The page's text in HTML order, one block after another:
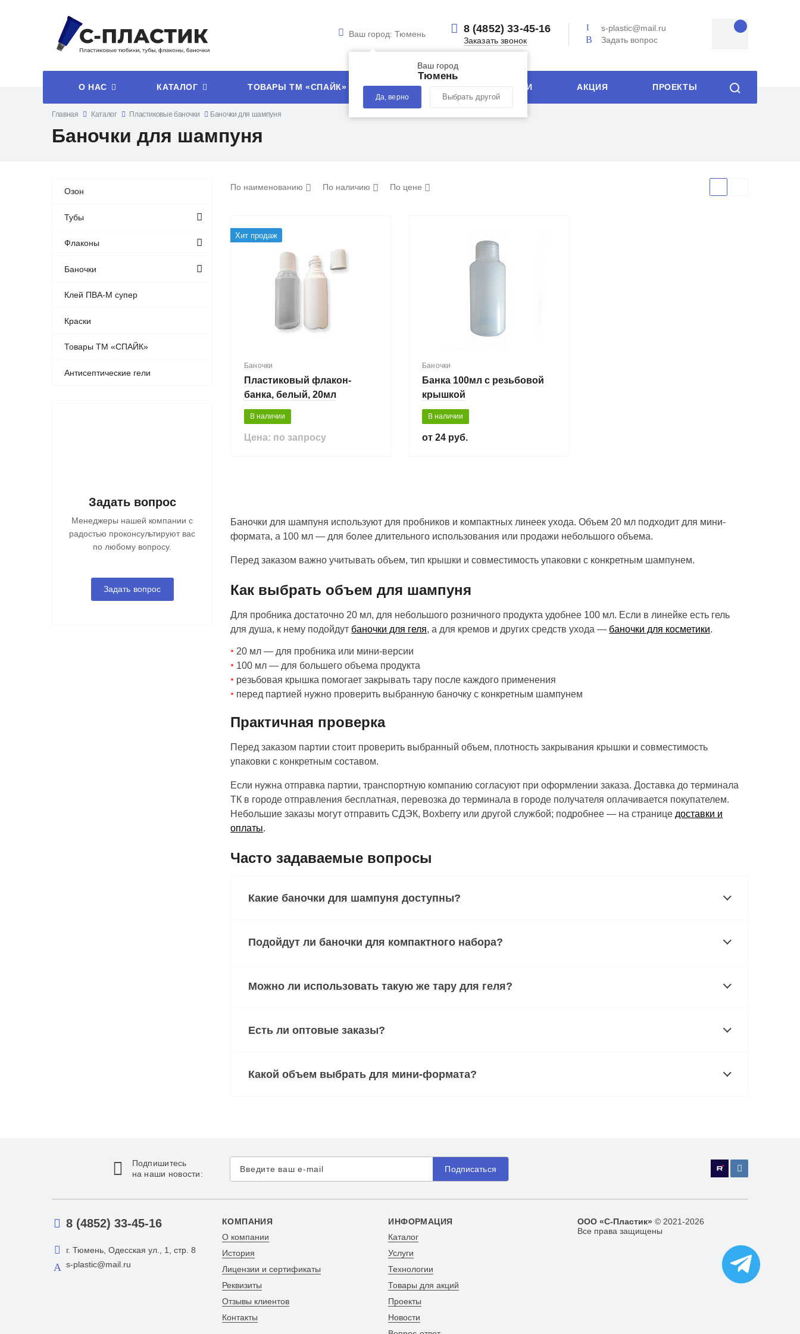
Ваш город: Тюмень
Ваш город
Тюмень
Да, верно Выбрать другой
8 (4852) 33-45-16
Заказать звонок
s-plastic@mail.ru
Задать вопрос
О НАС КАТАЛОГ ТОВАРЫ ТМ «СПАЙК» УСЛУГИ ТЕХНОЛОГИИ АКЦИЯ ПРОЕКТЫ
Главная Каталог Пластиковые баночки Баночки для шампуня
Баночки для шампуня
Озон
Тубы
Флаконы
Баночки
Клей ПВА-М супер
Краски
Товары ТМ «СПАЙК»
Антисептические гели
Задать вопрос
Менеджеры нашей компании с
радостью проконсультируют вас
по любому вопросу.
Задать вопрос
По наименованию По наличию По цене
Хит продаж
Баночки
Пластиковый флакон-
банка, белый, 20мл
В наличии
Цена: по запросу
Баночки
Банка 100мл с резьбовой
крышкой
В наличии
24 руб.
Баночки для шампуня используют для пробников и компактных линеек ухода. Объем 20 мл подходит для мини-
формата, а 100 мл — для более длительного использования или продажи небольшого объема.
Перед заказом важно учитывать объем, тип крышки и совместимость упаковки с конкретным шампунем.
Как выбрать объем для шампуня
Для пробника достаточно 20 мл, для небольшого розничного продукта удобнее 100 мл. Если в линейке есть гель
для душа, к нему подойдут баночки для геля, а для кремов и других средств ухода — баночки для косметики.
20 мл — для пробника или мини-версии
100 мл — для большего объема продукта
резьбовая крышка помогает закрывать тару после каждого применения
перед партией нужно проверить выбранную баночку с конкретным шампунем
Практичная проверка
Перед заказом партии стоит проверить выбранный объем, плотность закрывания крышки и совместимость
упаковки с конкретным составом.
Если нужна отправка партии, транспортную компанию согласуют при оформлении заказа. Доставка до терминала
ТК в городе отправления бесплатная, перевозка до терминала в городе получателя оплачивается покупателем.
Небольшие заказы могут отправить СДЭК, Boxberry или другой службой; подробнее — на странице доставки и
оплаты.
Часто задаваемые вопросы
Какие баночки для шампуня доступны?
Подойдут ли баночки для компактного набора?
Можно ли использовать такую же тару для геля?
Есть ли оптовые заказы?
Какой объем выбрать для мини-формата?
Подпишитесь
на наши новости:
Подписаться
8 (4852) 33-45-16
г. Тюмень, Одесская ул., 1, стр. 8
s-plastic@mail.ru
КОМПАНИЯ
О компании
История
Лицензии и сертификаты
Реквизиты
Отзывы клиентов
Контакты
ИНФОРМАЦИЯ
Каталог
Услуги
Технологии
Товары для акций
Проекты
Новости
ООО «С-Пластик» © 2021-2026
Все права защищены